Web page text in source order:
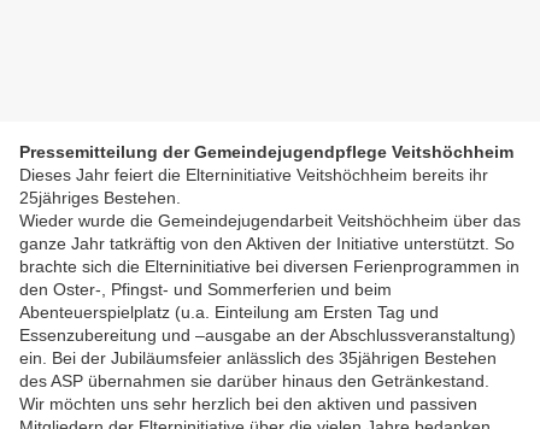
Pressemitteilung der Gemeindejugendpflege Veitshöchheim
Dieses Jahr feiert die Elterninitiative Veitshöchheim bereits ihr
25jähriges Bestehen.
Wieder wurde die Gemeindejugendarbeit Veitshöchheim über das
ganze Jahr tatkräftig von den Aktiven der Initiative unterstützt. So
brachte sich die Elterninitiative bei diversen Ferienprogrammen in
den Oster-, Pfingst- und Sommerferien und beim
Abenteuerspielplatz (u.a. Einteilung am Ersten Tag und
Essenzubereitung und –ausgabe an der Abschlussveranstaltung)
ein. Bei der Jubiläumsfeier anlässlich des 35jährigen Bestehen
des ASP übernahmen sie darüber hinaus den Getränkestand.
Wir möchten uns sehr herzlich bei den aktiven und passiven